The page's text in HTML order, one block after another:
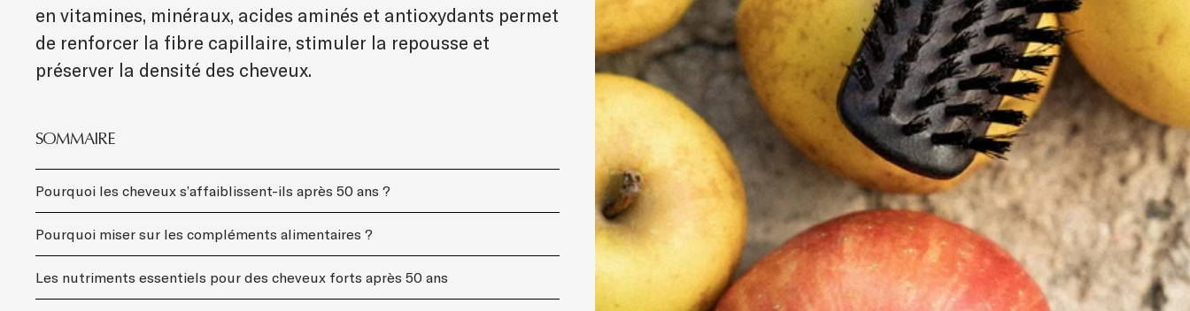
en vitamines, minéraux, acides aminés et antioxydants permet
de renforcer la fibre capillaire, stimuler la repousse et
préserver la densité des cheveux.
SOMMAIRE
Pourquoi les cheveux s’affaiblissent-ils après 50 ans ?
Pourquoi miser sur les compléments alimentaires ?
Les nutriments essentiels pour des cheveux forts après 50 ans